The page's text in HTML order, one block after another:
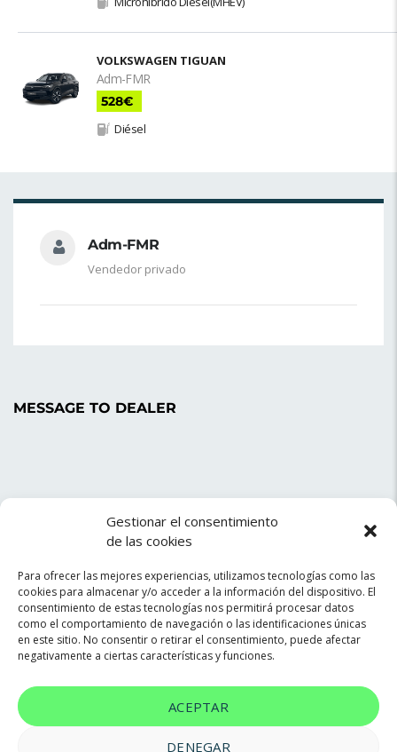
Gestionar el consentimiento
de las cookies
Para ofrecer las mejores experiencias, utilizamos tecnologías como las
cookies para almacenar y/o acceder a la información del dispositivo. El
consentimiento de estas tecnologías nos permitirá procesar datos
como el comportamiento de navegación o las identificaciones únicas
en este sitio. No consentir o retirar el consentimiento, puede afectar
negativamente a ciertas características y funciones.
ACEPTAR
DENEGAR
VOLKSWAGEN TIGUAN
Adm-FMR
528€
Diésel
Adm-FMR
Vendedor privado
MESSAGE TO DEALER
SEARCH RESULTS
MOSAIC GALLERY